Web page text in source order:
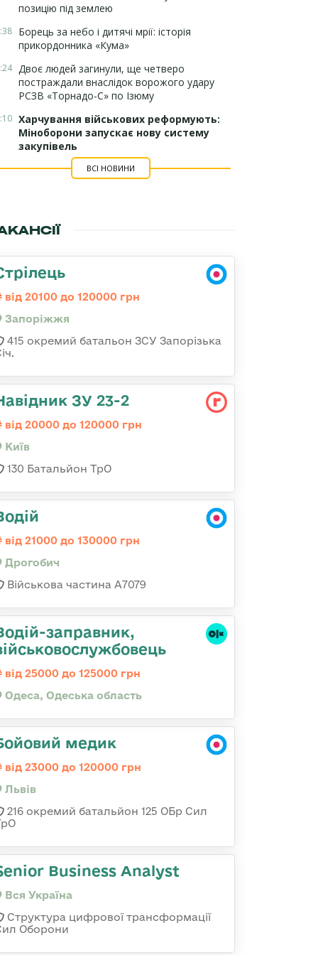
позицію під землею
Борець за небо і дитячі мрії: історія
прикордонника «Кума»
Двоє людей загинули, ще четверо
постраждали внаслідок ворожого удару
РСЗВ «Торнадо-С» по Ізюму
Харчування військових реформують:
Міноборони запускає нову систему
закупівель
ВСІ НОВИНИ
від 20100 до 120000 грн
Запоріжжя
415 окремий батальон ЗСУ Запорізька
ЗУ 23-2
від 20000 до 120000 грн
Київ
130 Батальйон ТрО
від 21000 до 130000 грн
Дрогобич
Військова частина А7079
заправник,
від 25000 до 125000 грн
Одеса, Одеська область
медик
від 23000 до 120000 грн
Львів
216 окремий батальйон 125 ОБр Сил
Business Analyst
Вся Україна
Структура цифрової трансформації
Оборони